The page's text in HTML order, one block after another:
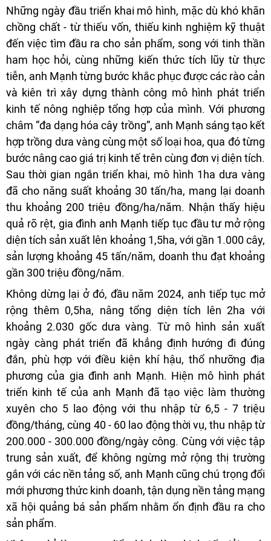
Những ngày đầu triển khai mô hình, mặc dù khó khăn
chồng chất - từ thiếu vốn, thiếu kinh nghiệm kỹ thuật
đến việc tìm đầu ra cho sản phẩm, song với tinh thần
ham học hỏi, cùng những kiến thức tích lũy từ thực
tiễn, anh Mạnh từng bước khắc phục được các rào cản
và kiên trì xây dựng thành công mô hình phát triển
kinh tế nông nghiệp tổng hợp của mình. Với phương
châm “đa dạng hóa cây trồng”, anh Mạnh sáng tạo kết
hợp trồng dưa vàng cùng một số loại hoa, qua đó từng
bước nâng cao giá trị kinh tế trên cùng đơn vị diện tích.
Sau thời gian ngắn triển khai, mô hình 1ha dưa vàng
đã cho năng suất khoảng 30 tấn/ha, mang lại doanh
thu khoảng 200 triệu đồng/ha/năm. Nhận thấy hiệu
quả rõ rệt, gia đình anh Mạnh tiếp tục đầu tư mở rộng
diện tích sản xuất lên khoảng 1,5ha, với gần 1.000 cây,
sản lượng khoảng 45 tấn/năm, doanh thu đạt khoảng
gần 300 triệu đồng/năm.
Không dừng lại ở đó, đầu năm 2024, anh tiếp tục mở
rộng thêm 0,5ha, nâng tổng diện tích lên 2ha với
khoảng 2.030 gốc dưa vàng. Từ mô hình sản xuất
ngày càng phát triển đã khẳng định hướng đi đúng
đắn, phù hợp với điều kiện khí hậu, thổ nhưỡng địa
phương của gia đình anh Mạnh. Hiện mô hình phát
triển kinh tế của anh Mạnh đã tạo việc làm thường
xuyên cho 5 lao động với thu nhập từ 6,5 - 7 triệu
đồng/tháng, cùng 40 - 60 lao động thời vụ, thu nhập từ
200.000 - 300.000 đồng/ngày công. Cùng với việc tập
trung sản xuất, để không ngừng mở rộng thị trường
gắn với các nền tảng số, anh Mạnh cũng chú trọng đổi
mới phương thức kinh doanh, tận dụng nền tảng mạng
xã hội quảng bá sản phẩm nhằm ổn định đầu ra cho
sản phẩm.